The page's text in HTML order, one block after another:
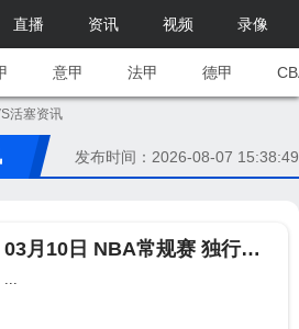
直播 资讯 视频 录像
意甲 法甲 德甲
活塞资讯
发布时间：2026-08-07 15:38:49
03月10日 NBA常规赛 独行侠vs活塞 NBA录像回放
...